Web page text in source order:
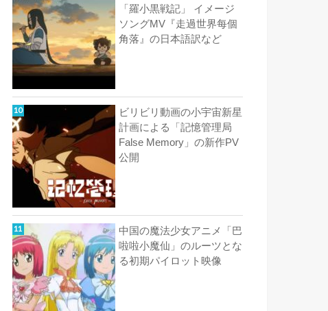
「羅小黒戦記」 イメージ
ソングMV『走過世界每個
角落』の日本語訳など
ビリビリ動画の小宇宙新星
計画による「記憶管理局
False Memory」の新作PV
公開
中国の魔法少女アニメ「巴
啦啦小魔仙」のルーツとな
る初期パイロット映像